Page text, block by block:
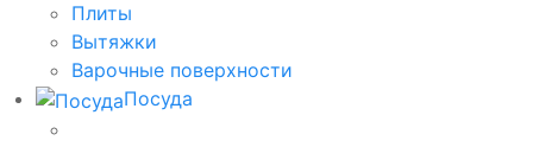
Плиты
Вытяжки
Варочные поверхности
Посуда